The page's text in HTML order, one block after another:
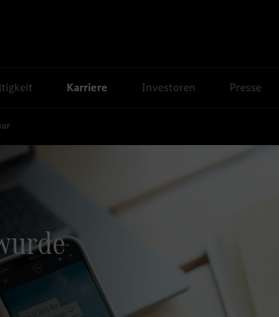
Karriere Investoren Presse